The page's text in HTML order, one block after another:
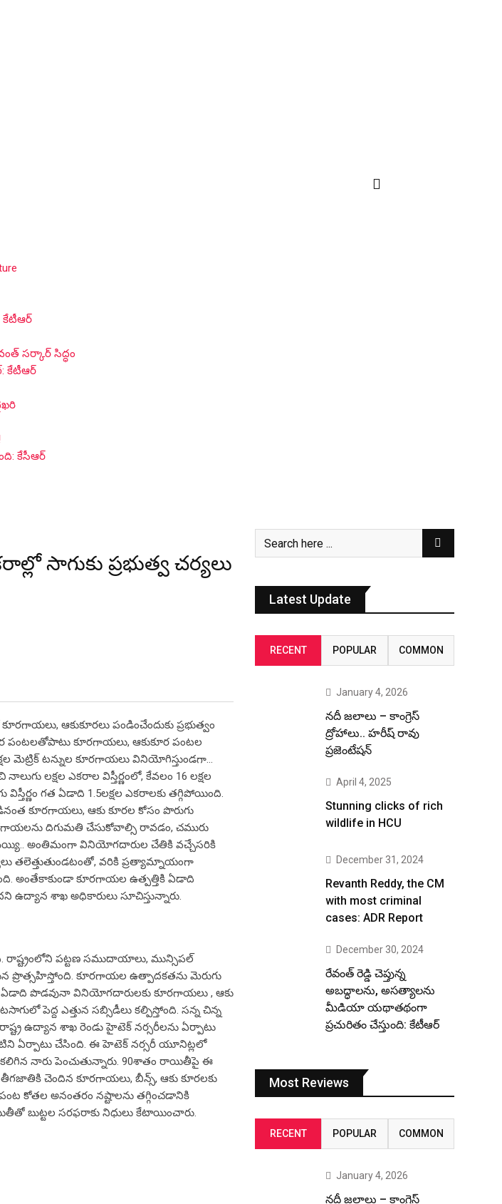
కేటీఆర్
సర్కార్ సిద్ధం
కేటీఆర్
కేసీఆర్
సాగుకు ప్రభుత్వ చర్యలు
ఆకుకూరలు పండించేందుకు ప్రభుత్వం
పంటలతోపాటు కూరగాయలు, ఆకుకూర పంటల
మెట్రిక్ టన్నుల కూరగాయలు వినియోగిస్తుండగా…
లక్షల ఎకరాల విస్తీర్ణంలో, కేవలం 16 లక్షల
గత ఏడాది 1.5లక్షల ఎకరాలకు తగ్గిపోయింది.
కూరగాయలు, ఆకు కూరల కోసం పొరుగు
దిగుమతి చేసుకోవాల్సి రావడం, చమురు
అంతిమంగా వినియోగదారుల చేతికి వచ్చేసరికి
తలెత్తుతుండటంతో, వరికి ప్రత్యామ్నాయంగా
అంతేకాకుండా కూరగాయల ఉత్పత్తికి ఏడాది
శాఖ అధికారులు సూచిస్తున్నారు.
రాష్ట్రంలోని పట్టణ సముదాయాలు, మున్సిపల్
ప్రొత్సహిస్తోంది. కూరగాయల ఉత్పాదకతను మెరుగు
ఏడాది పొడవునా వినియోగదారులకు కూరగాయలు , ఆకు
పెద్ద ఎత్తున సబ్సిడీలు కల్పిస్తోంది. సన్న చిన్న
ఉద్యాన శాఖ రెండు హైటెక్ నర్సరీలను ఏర్పాటు
ఏర్పాటు చేసింది. ఈ హెటెక్ నర్సరీ యూనిట్లలో
నారు పెంచుతున్నారు. 90శాతం రాయితీపై ఈ
చెందిన కూరగాయలు, బీన్స్, ఆకు కూరలకు
కోతల అనంతరం నష్టాలను తగ్గించడానికి
బుట్టల సరఫరాకు నిధులు కేటాయించారు.
Latest Update
RECENT POPULAR COMMON
January 4, 2026
నదీ జలాలు – కాంగ్రెస్
ద్రోహాలు.. హరీష్ రావు
ప్రజెంటేషన్
April 4, 2025
Stunning clicks of rich
wildlife in HCU
December 31, 2024
Revanth Reddy, the CM
with most criminal
cases: ADR Report
December 30, 2024
రేవంత్ రెడ్డి చెప్తున్న
అబద్ధాలను, అసత్యాలను
మీడియా యథాతథంగా
ప్రచురితం చేస్తుంది: కేటీఆర్
Most Reviews
RECENT POPULAR COMMON
January 4, 2026
నదీ జలాలు – కాంగ్రెస్